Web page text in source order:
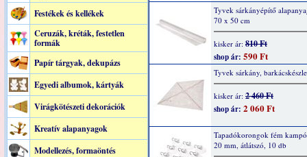
Festékek és kellékek
Ceruzák, kréták, festetlen
formák
Papír tárgyak, dekupázs
Egyedi albumok, kártyák
Virágkötészeti dekorációk
Kreatív alapanyagok
Modellezés, formaöntés
Tyvek sárkányépítő
70 x 50 cm
kisker ár: 810 Ft
shop ár: 590 Ft
Tyvek sárkány,
kisker ár: 2 460 Ft
shop ár: 2 060 Ft
Tapadókorongok fém
20 mm, átlátszó, 10 db